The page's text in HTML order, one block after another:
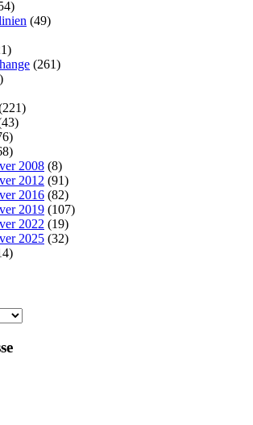
(49)
(261)
2008 (8)
2012 (91)
2016 (82)
2019 (107)
2022 (19)
2025 (32)